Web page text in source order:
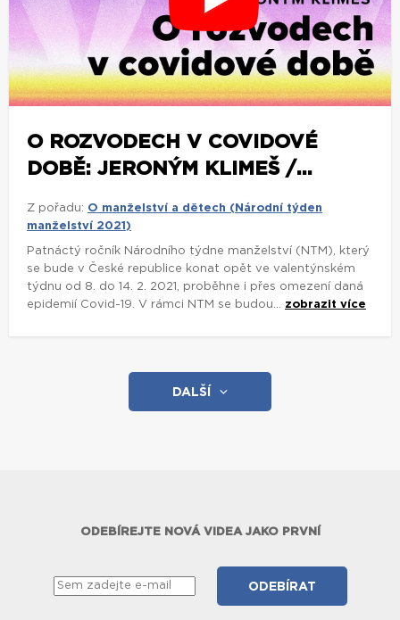
O ROZVODECH V COVIDOVÉ
DOBĚ: JERONÝM KLIMEŠ /...
Z pořadu: O manželství a dětech (Národní týden
manželství 2021)
Patnáctý ročník Národního týdne manželství (NTM), který
se bude v České republice konat opět ve valentýnském
týdnu od 8. do 14. 2. 2021, proběhne i přes omezení daná
epidemií Covid-19. V rámci NTM se budou... zobrazit více
DALŠÍ
ODEBÍREJTE NOVÁ VIDEA JAKO PRVNÍ